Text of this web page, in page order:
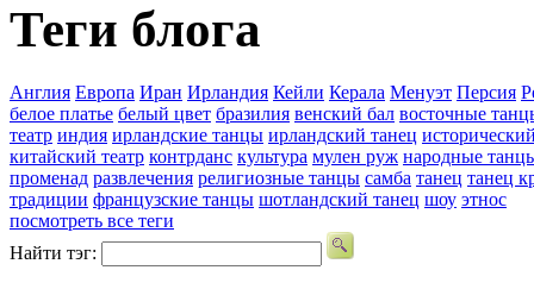
Теги блога
Англия Европа Иран Ирландия Кейли Керала Менуэт Персия
белое платье белый цвет бразилия венский бал восточные
театр индия ирландские танцы ирландский танец
китайский театр контрданс культура мулен руж народные
променад развлечения религиозные танцы самба танец танец
традиции французские танцы шотландский танец шоу этнос
посмотреть все теги
Найти тэг: